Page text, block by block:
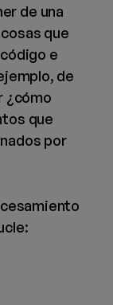
de una
que
e
de
¿cómo
que
por